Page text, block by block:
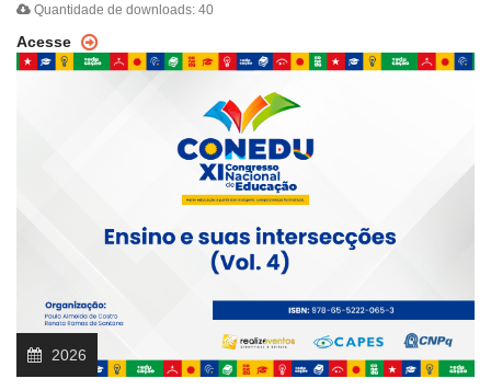
Quantidade de downloads: 40
Acesse
2026